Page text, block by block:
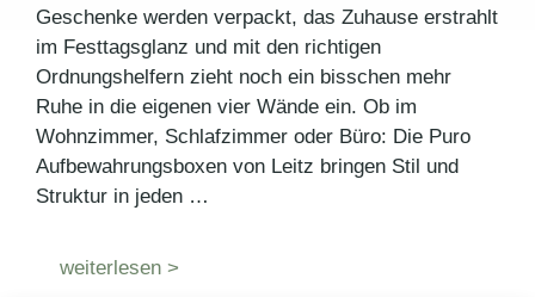
Geschenke werden verpackt, das Zuhause erstrahlt
im Festtagsglanz und mit den richtigen
Ordnungshelfern zieht noch ein bisschen mehr
Ruhe in die eigenen vier Wände ein. Ob im
Wohnzimmer, Schlafzimmer oder Büro: Die Puro
Aufbewahrungsboxen von Leitz bringen Stil und
Struktur in jeden …
weiterlesen >